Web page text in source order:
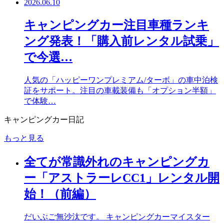
2026.06.10
キャンピングカー注目車種ランキ
ング発表！「購入前レンタル試乗」
で今選…
人気の「ハッピーワンプレミアム/ターボ」の車中泊検
証をサポート。注目の車載装備も「オプション半額」
で体験…
キャンピングカー日記
もっと見る
全てが常識外れのキャンピングカ
ー「アストラーレCC1」レンタル開
始！（前編）
だいぶご無沙汰です。 キャンピングカーマイスター